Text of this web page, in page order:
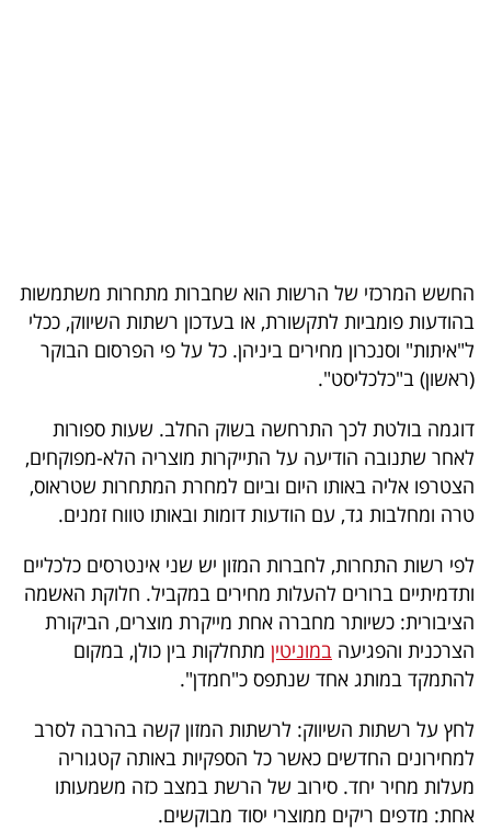
פודקאסט
40
40
שיתופי
פעולה
דרושים
ניוזלטרים
מייל
החשש המרכזי של הרשות הוא שחברות מתחרות משתמשות
בהודעות פומביות לתקשורת, או בעדכון רשתות השיווק, ככלי
ל"איתות" וסנכרון מחירים ביניהן. כל על פי הפרסום הבוקר
(ראשון) ב"כלכליסט".
דוגמה בולטת לכך התרחשה בשוק החלב. שעות ספורות
לאחר שתנובה הודיעה על התייקרות מוצריה הלא-מפוקחים,
הצטרפו אליה באותו היום וביום למחרת המתחרות שטראוס,
טרה ומחלבות גד, עם הודעות דומות ובאותו טווח זמנים.
לפי רשות התחרות, לחברות המזון יש שני אינטרסים כלכליים
ותדמיתיים ברורים להעלות מחירים במקביל. חלוקת האשמה
הציבורית: כשיותר מחברה אחת מייקרת מוצרים, הביקורת
הצרכנית והפגיעה במוניטין מתחלקות בין כולן, במקום
להתמקד במותג אחד שנתפס כ"חמדן".
לחץ על רשתות השיווק: לרשתות המזון קשה בהרבה לסרב
למחירונים החדשים כאשר כל הספקיות באותה קטגוריה
מעלות מחיר יחד. סירוב של הרשת במצב כזה משמעותו
אחת: מדפים ריקים ממוצרי יסוד מבוקשים.